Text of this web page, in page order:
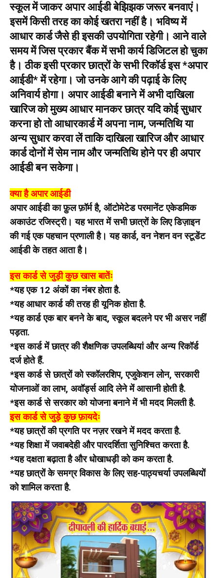
स्कूल में जाकर अपार आईडी बेझिझक जरूर बनवाएं।
इसमें किसी तरह का कोई खतरा नहीं है। भविष्य में
आधार कार्ड जैसे ही इसकी उपयोगिता रहेगी। आने वाले
समय में जिस प्रकार बैंक में सभी कार्य डिजिटल हो चुका
है। ठीक इसी प्रकार छात्रों के सभी रिकॉर्ड इस *अपार
आईडी* में रहेगा। जो उनके आगे की पढ़ाई के लिए
अनिवार्य होगा। अपार आईडी बनाने में अभी दाखिला
खारिज को मुख्य आधार मानकर छात्र यदि कोई सुधार
करना हो तो आधारकार्ड में अपना नाम, जन्मतिथि या
अन्य सुधार करवा लें ताकि दाखिला खारिज और आधार
कार्ड दोनों में सेम नाम और जन्मतिथि होने पर ही अपार
आईडी बन सकेगा।
क्या है अपार आईडी
अपार आईडी का फ़ुल फ़ॉर्म है, ऑटोमेटेड परमानेंट एकेडमिक
अकाउंट रजिस्ट्री। यह भारत में सभी छात्रों के लिए डिज़ाइन
की गई एक पहचान प्रणाली है। यह कार्ड, वन नेशन वन स्टूडेंट
आईडी के तहत आता है।
इस कार्ड से जुड़ी कुछ खास बातेंः
*यह एक 12 अंकों का नंबर होता है.
*यह आधार कार्ड की तरह ही यूनिक होता है.
*यह कार्ड एक बार बनने के बाद, स्कूल बदलने पर भी असर नहीं
पड़ता.
*इस कार्ड में छात्र की शैक्षणिक उपलब्धियां और अन्य रिकॉर्ड
दर्ज होते हैं.
*इस कार्ड से छात्रों को स्कॉलरशिप, एजुकेशन लोन, सरकारी
योजनाओं का लाभ, अवॉर्ड्स आदि लेने में आसानी होती है.
*इस कार्ड से सरकार को योजना बनाने में भी मदद मिलती है.
इस कार्ड से जुड़े कुछ फ़ायदेः
*यह छात्रों की प्रगति पर नज़र रखने में मदद करता है.
*यह शिक्षा में जवाबदेही और पारदर्शिता सुनिश्चित करता है.
*यह दक्षता बढ़ाता है और धोखाधड़ी को कम करता है.
*यह छात्रों के समग्र विकास के लिए सह-पाठ्यचर्या उपलब्धियों
को शामिल करता है.